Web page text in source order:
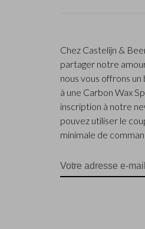
Chez Castelijn &
partager notre
nous vous offrons
à une Carbon Wax
inscription à notre
pouvez utiliser le
minimale de